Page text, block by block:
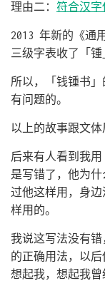
理由二： 符合汉字
2013 年新的《通
三级字表收了「
所以，「钱锺书
有问题的。
以上的故事跟文体
后来有人看到我
是写错了，他为
过他这样用，身
样用的。
我说这写法没有
的正确用法，以
想起我，想起我